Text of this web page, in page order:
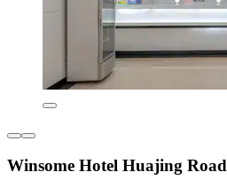
Winsome Hotel Huajing